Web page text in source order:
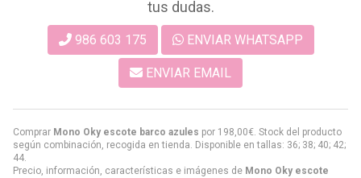
Comprar Mono Oky escote barco azules por 198,00€. Stock del producto
según combinación, recogida en tienda. Disponible en tallas: 36; 38; 40; 42;
44.
Precio, información, características e imágenes de Mono Oky escote
tus dudas.
986 603 175 ENVIAR WHATSAPP
ENVIAR EMAIL